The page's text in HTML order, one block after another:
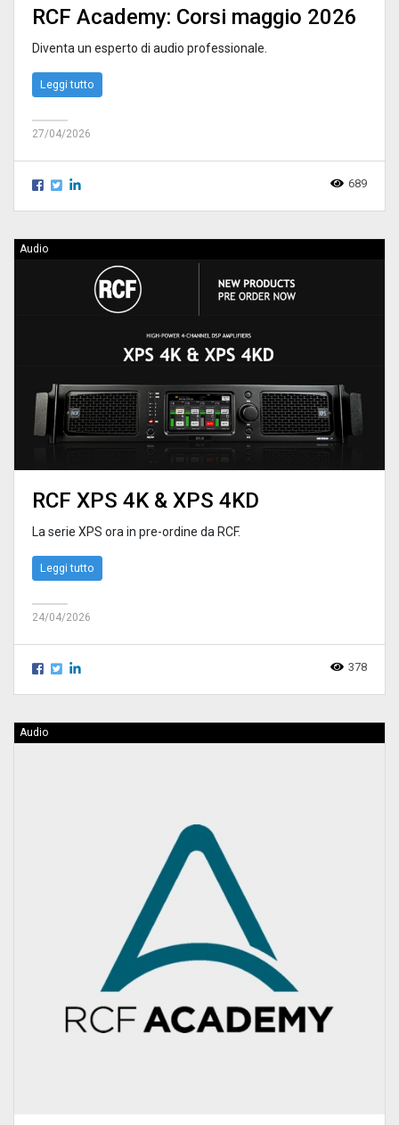
RCF Academy: Corsi maggio 2026
Diventa un esperto di audio professionale.
Leggi tutto
27/04/2026
689
Audio
RCF XPS 4K & XPS 4KD
La serie XPS ora in pre-ordine da RCF.
Leggi tutto
24/04/2026
378
Audio